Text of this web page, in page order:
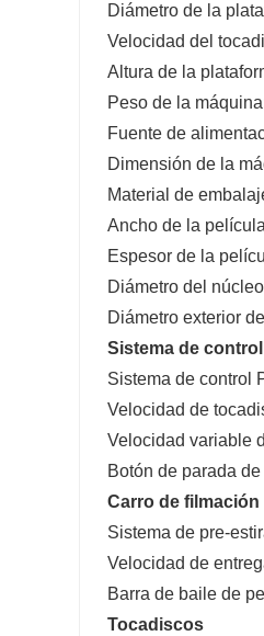
Diámetro de la
Velocidad del
Altura de la
Peso de la
Fuente de
Dimensión de la
Material de
Ancho de la
Espesor de la
Diámetro del
Diámetro exterior
Sistema de control
Sistema de control
Velocidad de
Velocidad variable
Botón de parada
Carro de filmación
Sistema de pre-
Velocidad de
Barra de baile de
Tocadiscos